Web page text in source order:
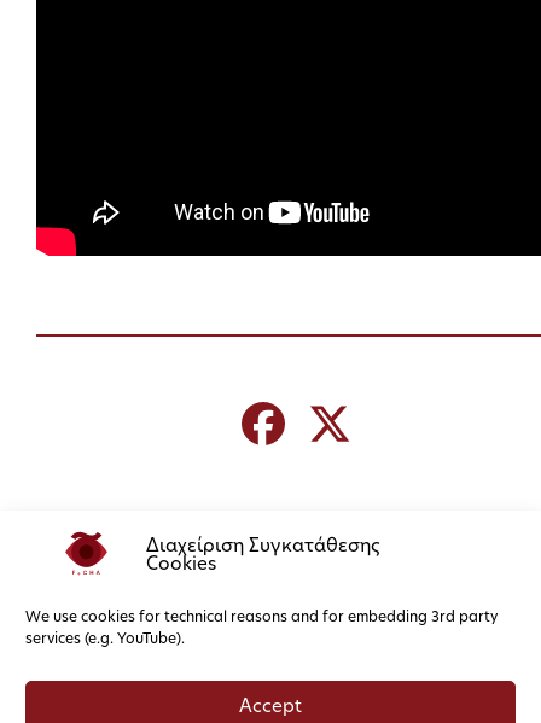
Διαχείριση Συγκατάθεσης
Cookies
We use cookies for technical reasons and for embedding 3rd party
services (e.g. YouTube).
Accept